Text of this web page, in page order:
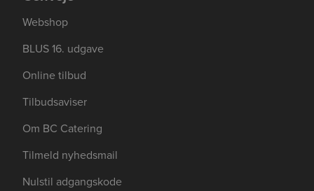
Webshop
BLUS 16. udgave
Online tilbud
Tilbudsaviser
Om BC Catering
Tilmeld nyhedsmail
Nulstil adgangskode